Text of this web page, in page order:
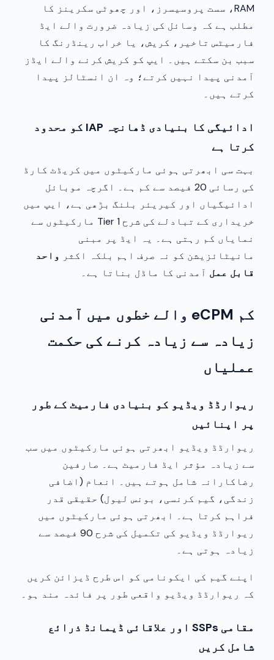
RAM، سست پروسیسرز، اور چھوٹی سکرینز کا
مطلب ہے کہ وسائل کی زیادہ ضرورت والے ایڈ
فارمیٹس تاخیر، کریش، یا خراب رینڈرنگ کا
سبب بن سکتے ہیں۔ ایپ کو کریش کرنے والے ایڈز
آمدنی پیدا نہیں کرتے؛ وہ ان انسٹالز پیدا
کرتے ہیں۔
ادائیگی کا بنیادی ڈھانچہ IAP کو محدود
کرتا ہے
بہت سی ابھرتی ہوئی مارکیٹوں میں کریڈٹ کارڈ
کی رسائی 20 فیصد سے کم ہے۔ اگرچہ موبائل
ادائیگیاں اور کیریئر بلنگ بڑھی ہے، ایپ میں
خریداری کے تبادلے کی شرح Tier 1 مارکیٹوں سے
نمایاں کم رہتی ہے۔ یہ ایڈ پر مبنی
مانیٹائزیشن کو نہ صرف اہم بلکہ اکثر واحد
قابل عمل آمدنی کا ماڈل بناتا ہے۔
کم eCPM والے خطوں میں آمدنی
زیادہ سے زیادہ کرنے کی حکمت
عملیاں
ریوارڈڈ ویڈیو کو بنیادی فارمیٹ کے طور
پر اپنائیں
ریوارڈڈ ویڈیو ابھرتی ہوئی مارکیٹوں میں سب
سے زیادہ مؤثر ایڈ فارمیٹ ہے۔ صارفین
رضاکارانہ شامل ہوتے ہیں۔ انعام (اضافی
زندگی، گیم کرنسی، بونس لیول) حقیقی قدر
فراہم کرتا ہے۔ ابھرتی ہوئی مارکیٹوں میں
ریوارڈڈ ویڈیو کی تکمیل کی شرح 90 فیصد سے
زیادہ ہوتی ہے۔
اپنے گیم کی ایکونامی کو اس طرح ڈیزائن کریں
کہ ریوارڈڈ ویڈیو واقعی طور پر فائدہ مند ہو۔
مقامی SSPs اور علاقائی ڈیمانڈ ذرائع
شامل کریں